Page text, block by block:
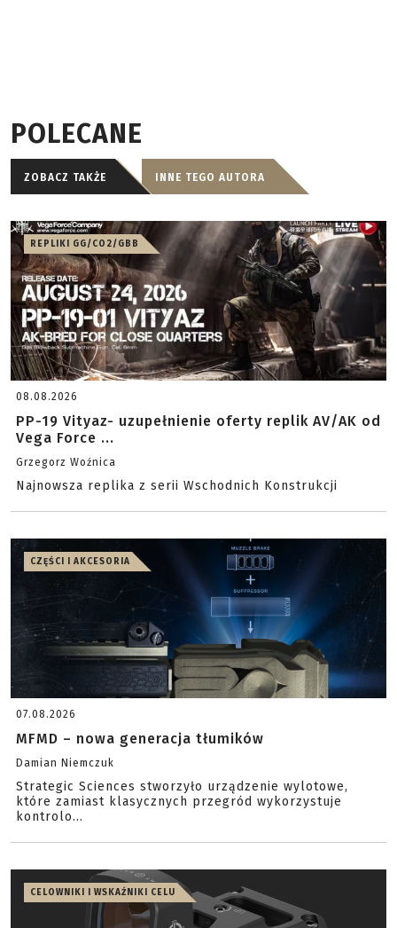
POLECANE
ZOBACZ TAKŻE INNE TEGO AUTORA
REPLIKI GG/CO2/GBB
08.08.2026
PP-19 Vityaz- uzupełnienie oferty replik AV/AK od
Vega Force ...
Grzegorz Woźnica
Najnowsza replika z serii Wschodnich Konstrukcji
CZĘŚCI I AKCESORIA
07.08.2026
MFMD – nowa generacja tłumików
Damian Niemczuk
Strategic Sciences stworzyło urządzenie wylotowe,
które zamiast klasycznych przegród wykorzystuje
kontrolo...
CELOWNIKI I WSKAŹNIKI CELU